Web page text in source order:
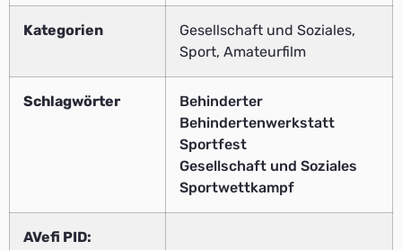
Kategorien
Gesellschaft und Soziales,
Sport, Amateurfilm
Schlagwörter
Behinderter
Behindertenwerkstatt
Sportfest
Gesellschaft und Soziales
Sportwettkampf
AVefi PID: